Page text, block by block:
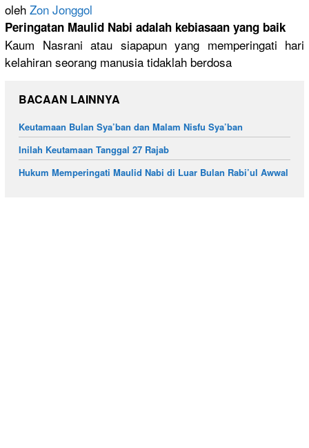
oleh Zon Jonggol
Peringatan Maulid Nabi adalah kebiasaan yang baik
Kaum Nasrani atau siapapun yang memperingati hari
kelahiran seorang manusia tidaklah berdosa
BACAAN LAINNYA
Keutamaan Bulan Sya’ban dan Malam Nisfu Sya’ban
Inilah Keutamaan Tanggal 27 Rajab
Hukum Memperingati Maulid Nabi di Luar Bulan Rabi’ul Awwal